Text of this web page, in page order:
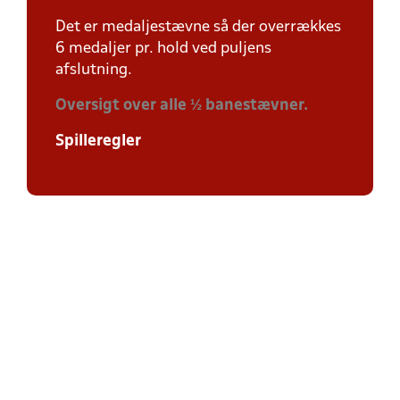
Det er medaljestævne så der overrækkes
6 medaljer pr. hold ved puljens
afslutning.
Oversigt over alle ½ banestævner.
Spilleregler